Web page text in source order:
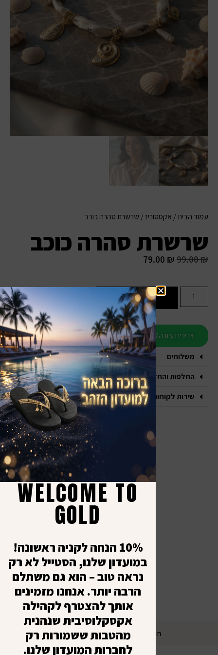
עמוד הבית/ אקססוריז/ שרשרת סהרה כוכב
שרשרת סהרה כוכב
99.00₪
79.00 ₪
הוספה לסל
צריכים עזרה?
משלוחים
החלפות והחזרות
שירות לקוחות
אנחנו במדיה
א׳
כל
רולרס מרקטינג – שיווק דיגיטלי ובניית אתרים
WELCOME TO
GOLD
10% הנחה לקניה ראשונה!
במועדון שלנו, הסטייל לא רק
נראה טוב – הוא גם משתלם
הרבה יותר. אנחנו מזמינים
אותך להצטרף לקהילה
אקסקלוסיבית שנהנית
מהטבות ששמורות רק
לחברות המועדון שלנו.